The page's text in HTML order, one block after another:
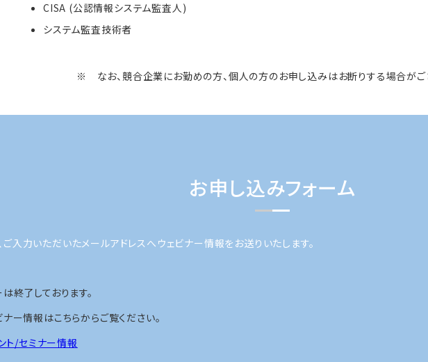
CISA (公認情報システム監査人)
システム監査技術者
※ なお、競合企業にお勤めの方、個人の方のお申し込みはお断りする場合がご
お申し込みフォーム
ご入力いただいたメールアドレスへウェビナー情報をお送りいたします。
終了しております。
ー情報はこちらからご覧ください。
ト/セミナー情報